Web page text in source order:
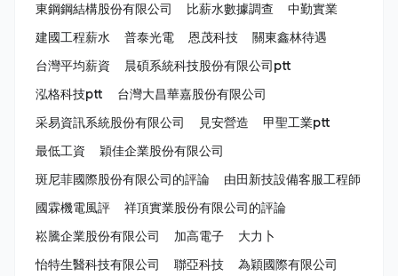
東鋼鋼結構股份有限公司 比薪水數據調查
中勤實業
建國工程薪水
普泰光電 恩茂科技
關東鑫林待遇
台灣平均薪資
晨碩系統科技股份有限公司ptt
泓格科技ptt
台灣大昌華嘉股份有限公司
采易資訊系統股份有限公司
見安營造
甲聖工業ptt
最低工資
穎佳企業股份有限公司
斑尼菲國際股份有限公司的評論
由田新技設備客服工程師
國霖機電風評
祥頂實業股份有限公司的評論
崧騰企業股份有限公司
加高電子
大力卜
怡特生醫科技有限公司
聯亞科技
為穎國際有限公司